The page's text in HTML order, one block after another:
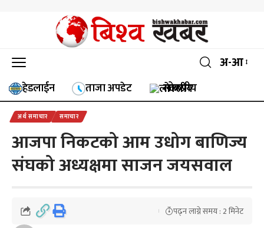
अ-आ
हेडलाईन ताजा अपडेट लोकप्रीय
अर्थ समाचार समाचार
आजपा निकटको आम उधोग बाणिज्य
संघको अध्यक्षमा साजन जयसवाल
पढ्न लाग्ने समय : 2 मिनेट